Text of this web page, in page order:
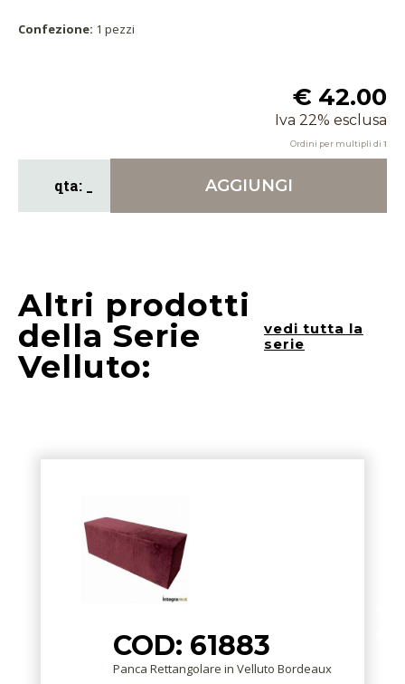
Confezione: 1 pezzi
€ 42.00
Iva 22% esclusa
Ordini per multipli di 1
AGGIUNGI
Altri prodotti
della Serie
Velluto:
vedi tutta la
serie
COD: 61883
Panca Rettangolare in Velluto Bordeaux